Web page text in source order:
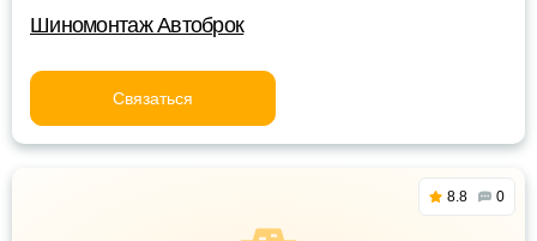
Шиномонтаж Автоброк
Связаться
8.8 0